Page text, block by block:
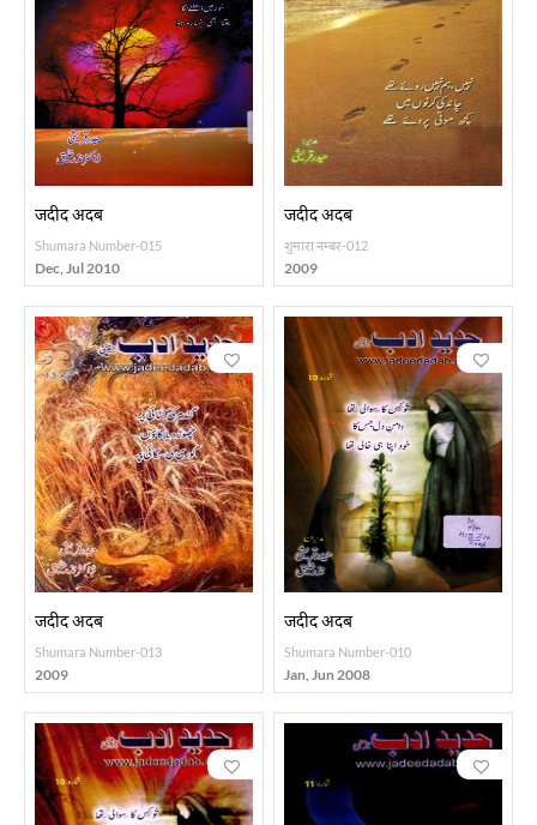
जदीद अदब
Shumara Number-015
Dec, Jul 2010
जदीद अदब
शुमारा नम्बर-012
2009
जदीद अदब
Shumara Number-013
2009
जदीद अदब
Shumara Number-010
Jan, Jun 2008